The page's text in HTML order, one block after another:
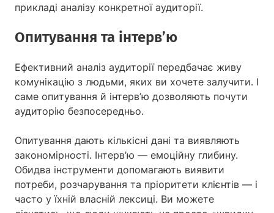
прикладі аналізу конкретної аудиторії.
Опитування та інтерв’ю
Ефективний аналіз аудиторії передбачає живу
комунікацію з людьми, яких ви хочете залучити. І
саме опитування й інтерв’ю дозволяють почути
аудиторію безпосередньо.
Опитування дають кількісні дані та виявляють
закономірності. Інтерв’ю — емоційну глибину.
Обидва інструменти допомагають виявити
потреби, розчарування та пріоритети клієнтів — і
часто у їхній власній лексиці. Ви можете